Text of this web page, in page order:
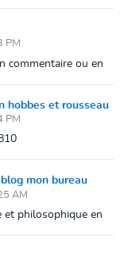
PM
commentaire ou en
hobbes et rousseau
PM
mon bureau
AM
et philosophique en